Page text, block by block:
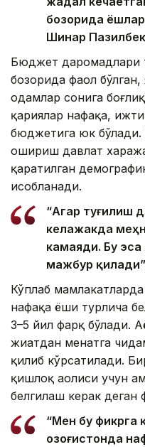
бозорида
Шинар
Бюджет даромадлари
бозорида фаол
одамлар сонига
қариялар нафақа,
бюджетига юк
ошириш давлат
қаратилган
ҳисобланади.
“Агар туғилиш
келажакда
камаяди. Бу
мажбур
Кўплаб
нафақа ёши турлича
3–5 йил фарқ бўлади.
жиҳатдан меҳнатга
қилиб кўрсатилади.
қишлоқ аҳолиси учун
белгилаш керак деган
“Мен бу
Қозоғистонда